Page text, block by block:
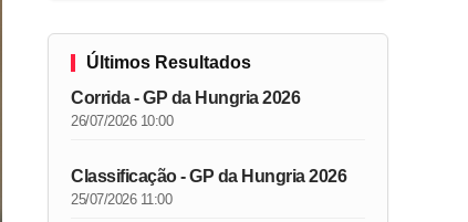
Últimos Resultados
Corrida - GP da Hungria 2026
26/07/2026 10:00
Classificação - GP da Hungria 2026
25/07/2026 11:00